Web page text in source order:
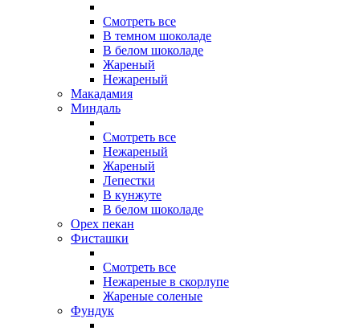
Смотреть все
В темном шоколаде
В белом шоколаде
Жареный
Нежареный
Макадамия
Миндаль
Смотреть все
Нежареный
Жареный
Лепестки
В кунжуте
В белом шоколаде
Орех пекан
Фисташки
Смотреть все
Нежареные в скорлупе
Жареные соленые
Фундук